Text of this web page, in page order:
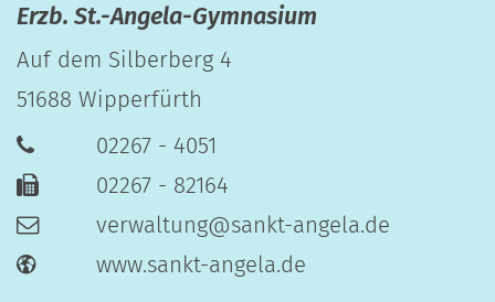
Erzb. St.-Angela-Gymnasium
Auf dem Silberberg 4
51688 Wipperfürth
02267 - 4051
02267 - 82164
verwaltung@sankt-angela.de
www.sankt-angela.de